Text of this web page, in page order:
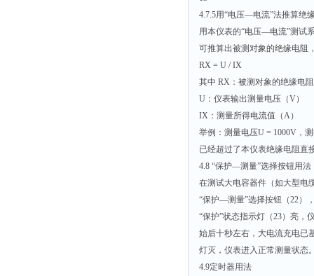
4.7.5用“电压—电流”法推算绝
用本仪表的“电压—电流”测试
可推算出被测对象的绝缘电阻
RX = U / IX
其中 RX：被测对象的绝缘电
U：仪表输出测量电压（V）
IX：测量所得电流值（A）
举例：测量电压U = 1000V，
已经超过了本仪表绝缘电阻直
4.8 “保护—测量”选择按钮用法
在测试大电容器件（如大型电
“保护—测量”选择按钮（22）
“保护”状态指示灯（23）亮，
始后十秒左右，大电流充电已
灯灭，仪表进入正常测量状态
4.9定时器用法